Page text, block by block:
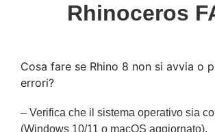
Rhinoceros
Cosa fare se Rhino 8 non si avvia o
errori?
– Verifica che il sistema operativo sia
(Windows 10/11 o macOS aggiornato).